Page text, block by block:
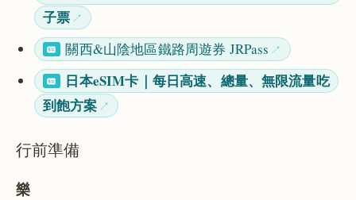
子票
關西&山陰地區鐵路周遊券 JRPass
日本eSIM卡｜每日高速、總量、無限流量吃
到飽方案
行前準備
樂